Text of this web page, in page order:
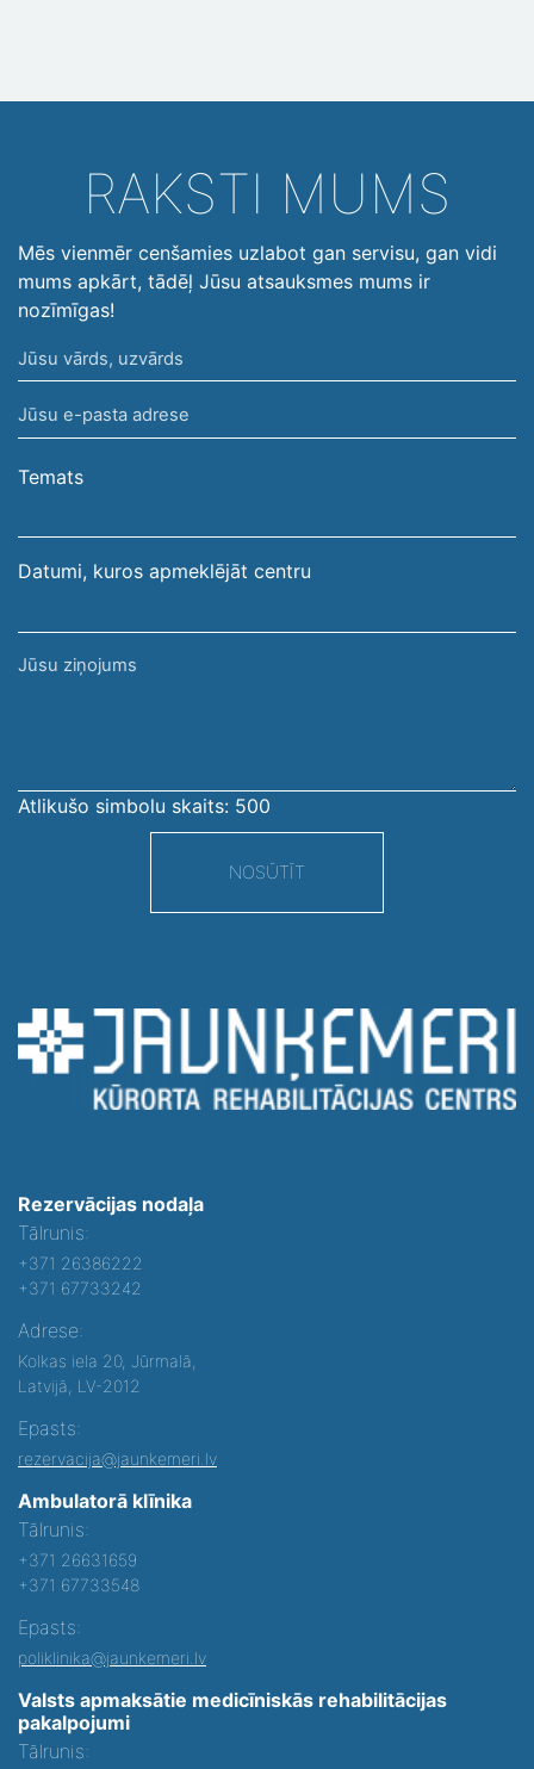
RAKSTI MUMS
Mēs vienmēr cenšamies uzlabot gan servisu, gan vidi
mums apkārt, tādēļ Jūsu atsauksmes mums ir
nozīmīgas!
Jūsu
vārds,
uzvārds
Jūsu
e-
pasta
Temats
Datumi, kuros apmeklējāt centru
Jūsu
Atlikušo simbolu skaits: 500
NOSŪTĪT
Rezervācijas nodaļa
Tālrunis:
+371 26386222
+371 67733242
Adrese:
Kolkas iela 20, Jūrmalā,
Latvijā, LV-2012
Epasts:
rezervacija@jaunkemeri.lv
Ambulatorā klīnika
Tālrunis:
+371 26631659
+371 67733548
Epasts:
poliklinika@jaunkemeri.lv
Valsts apmaksātie medicīniskās rehabilitācijas
pakalpojumi
Tālrunis: